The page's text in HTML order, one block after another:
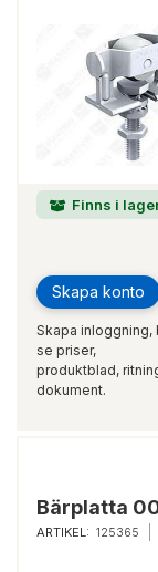
Finns i
Skapa konto
Skapa
se priser,
produktblad,
dokument.
Bärplatta
ARTIKEL: 125365